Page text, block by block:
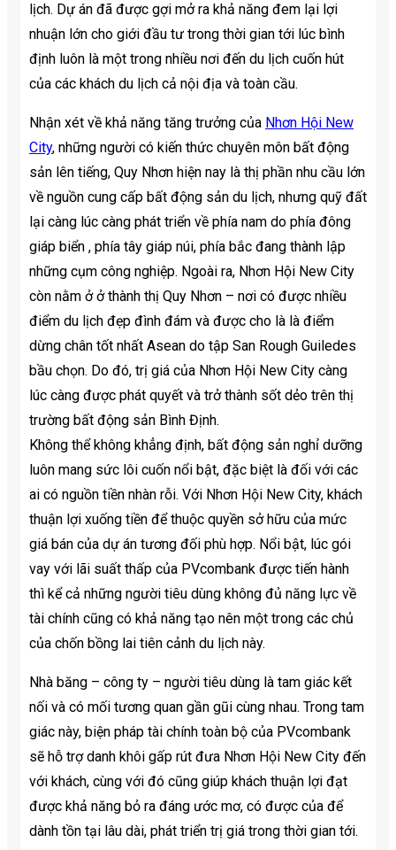
lịch. Dự án đã được gợi mở ra khả năng đem lại lợi
nhuận lớn cho giới đầu tư trong thời gian tới lúc bình
định luôn là một trong nhiều nơi đến du lịch cuốn hút
của các khách du lịch cả nội địa và toàn cầu.
Nhận xét về khả năng tăng trưởng của Nhơn Hội New
City, những người có kiến thức chuyên môn bất động
sản lên tiếng, Quy Nhơn hiện nay là thị phần nhu cầu lớn
về nguồn cung cấp bất động sản du lịch, nhưng quỹ đất
lại càng lúc càng phát triển về phía nam do phía đông
giáp biển , phía tây giáp núi, phía bắc đang thành lập
những cụm công nghiệp. Ngoài ra, Nhơn Hội New City
còn nằm ở ở thành thị Quy Nhơn – nơi có được nhiều
điểm du lịch đẹp đình đám và được cho là là điểm
dừng chân tốt nhất Asean do tập San Rough Guiledes
bầu chọn. Do đó, trị giá của Nhơn Hội New City càng
lúc càng được phát quyết và trở thành sốt dẻo trên thị
trường bất động sản Bình Định.
Không thể không khẳng định, bất động sản nghỉ dưỡng
luôn mang sức lôi cuốn nổi bật, đặc biệt là đối với các
ai có nguồn tiền nhàn rỗi. Với Nhơn Hội New City, khách
thuận lợi xuống tiền để thuộc quyền sở hữu của mức
giá bán của dự án tương đối phù hợp. Nổi bật, lúc gói
vay với lãi suất thấp của PVcombank được tiến hành
thì kể cả những người tiêu dùng không đủ năng lực về
tài chính cũng có khả năng tạo nên một trong các chủ
của chốn bồng lai tiên cảnh du lịch này.
Nhà băng – công ty – người tiêu dùng là tam giác kết
nối và có mối tương quan gần gũi cùng nhau. Trong tam
giác này, biện pháp tài chính toàn bộ của PVcombank
sẽ hỗ trợ danh khôi gấp rút đưa Nhơn Hội New City đến
với khách, cùng với đó cũng giúp khách thuận lợi đạt
được khả năng bỏ ra đáng ước mơ, có được của để
dành tồn tại lâu dài, phát triển trị giá trong thời gian tới.